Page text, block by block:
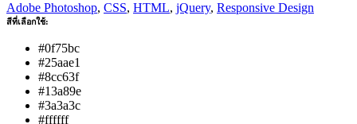
Adobe Photoshop, CSS, HTML, jQuery, Responsive Design
สีที่เลือกใช้:
#0f75bc
#25aae1
#8cc63f
#13a89e
#3a3a3c
#ffffff